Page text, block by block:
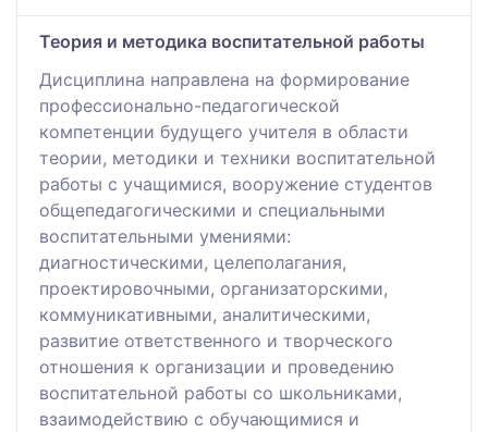
Теория и методика воспитательной работы
Дисциплина направлена на формирование
профессионально-педагогической
компетенции будущего учителя в области
теории, методики и техники воспитательной
работы с учащимися, вооружение студентов
общепедагогическими и специальными
воспитательными умениями:
диагностическими, целеполагания,
проектировочными, организаторскими,
коммуникативными, аналитическими,
развитие ответственного и творческого
отношения к организации и проведению
воспитательной работы со школьниками,
взаимодействию с обучающимися и